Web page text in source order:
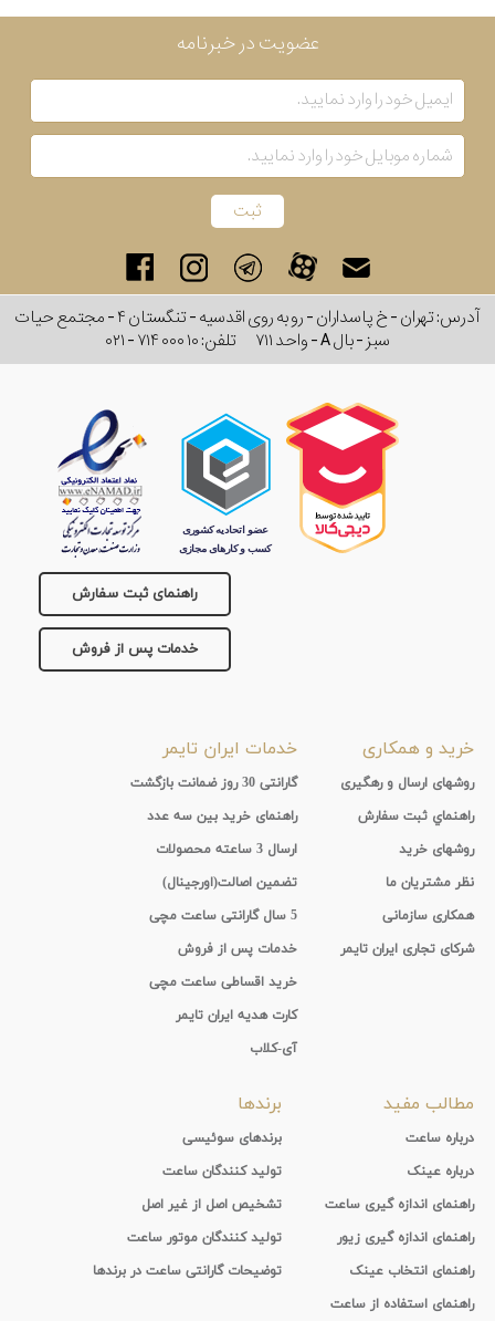
عضویت در خبرنامه
آدرس: تهران - خ پاسداران - رو به روی اقدسیه - تنگستان ۴ - مجتمع حیات
سبز - بال A - واحد ۷۱۱
تلفن:۰۲۱ - ۷۱۴ ۰۰۰ ۱۰
راهنمای ثبت سفارش
خدمات پس از فروش
خرید و همکاری
روشهای ارسال و رهگیری
راهنماي ثبت سفارش
روشهای خرید
نظر مشتریان ما
همکاری سازمانی
شرکای تجاری ایران تایمر
خدمات ایران تایمر
گارانتی 30 روز ضمانت بازگشت
راهنمای خرید بین سه عدد
ارسال 3 ساعته محصولات
تضمین اصالت(اورجینال)
5 سال گارانتی ساعت مچی
خدمات پس از فروش
خرید اقساطی ساعت مچی
کارت هدیه ایران تایمر
آی-کلاب
مطالب مفید
درباره ساعت
درباره عینک
راهنمای اندازه گیری ساعت
راهنمای اندازه گیری زیور
راهنمای انتخاب عینک
راهنمای استفاده از ساعت
برندها
برندهای سوئیسی
تولید کنندگان ساعت
تشخیص اصل از غیر اصل
تولید کنندگان موتور ساعت
توضیحات گارانتی ساعت در برندها